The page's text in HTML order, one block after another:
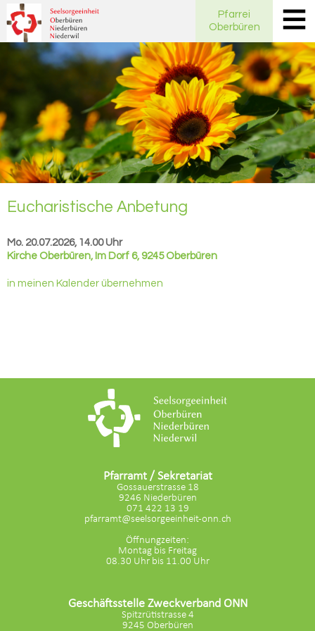
Pfarrei
Oberbüren
Eu­cha­ris­ti­sche An­be­tung
Mo. 20.07.2026, 14.00 Uhr
Kirche Oberbüren, Im Dorf 6, 9245 Oberbüren
in meinen Kalender übernehmen
Pfarramt / Sekretariat
Gossauerstrasse 18
9246 Niederbüren
071 422 13 19
pfarramt@seelsorgeeinheit-onn.ch
Öffnungzeiten:
Montag bis Freitag
08.30 Uhr bis 11.00 Uhr
Geschäftsstelle Zweckverband ONN
Spitzrütistrasse 4
9245 Oberbüren